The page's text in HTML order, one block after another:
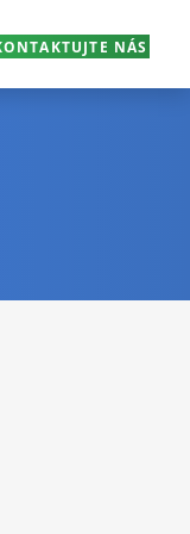
NÁS